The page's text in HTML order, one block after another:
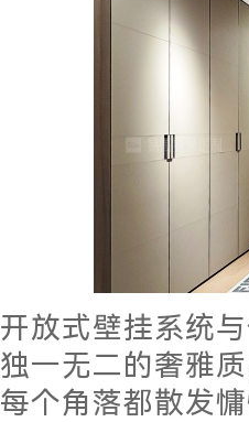
开放式壁挂系统
独一无二的奢雅
每个角落都散发慵